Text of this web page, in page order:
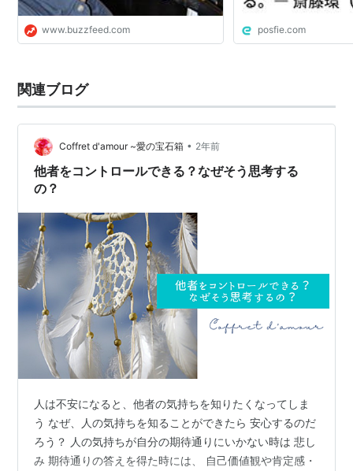
www.buzzfeed.com posfie.com
関連ブログ
Coffret d'amour ~愛の宝石箱 • 2年前
他者をコントロールできる？なぜそう思考する
の？
人は不安になると、他者の気持ちを知りたくなってしま
う なぜ、人の気持ちを知ることができたら 安心するのだ
ろう？ 人の気持ちが自分の期待通りにいかない時は 悲し
み 期待通りの答えを得た時には、 自己価値観や肯定感・